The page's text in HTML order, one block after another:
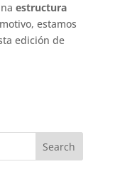
estructura
estamos
edición de